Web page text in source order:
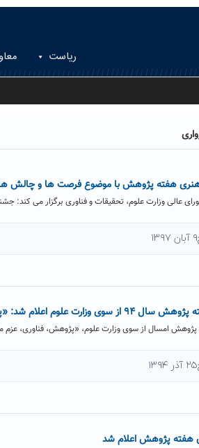
ریاست
هنری هفته پژوهش با موضوع فرصت ها و چالش
عالی وزارت علوم، تحقیقات و فناوری برگزار می
علوم اعلام شد: «پژوهش، فناوری، عزم ملی و رویکرد جهانی»
امسال از سوی وزارت علوم، «پژوهش، فناوری، عزم
هفته پژوهش اعلام شد